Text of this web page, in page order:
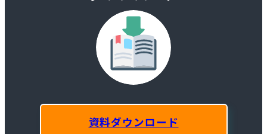
資料ダウンロード